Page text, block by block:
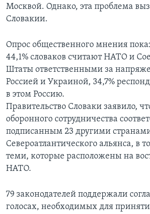
Москвой. Однако, эта проблема
Словакии.
Опрос общественного мнения
44,1% словаков считают НАТО и
Штаты ответственными за
Россией и Украиной, 34,7%
в этом Россию.
Правительство Словаки заявило,
оборонного сотрудничества
подписанным 23 другими
Североатлантического альянса, в
теми, которые расположены на
НАТО.
79 законодателей поддержали
голосах, необходимых для